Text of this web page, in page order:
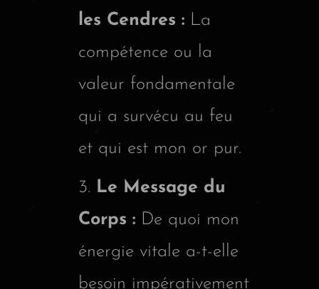
les Cendres : La
compétence ou la
valeur fondamentale
qui a survécu au feu
et qui est mon or pur.
Le Message du
Corps : De quoi mon
énergie vitale a-t-elle
besoin impérativement